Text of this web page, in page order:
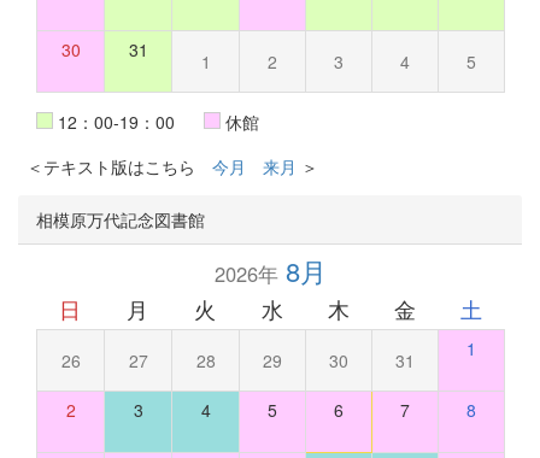
30 31 1 2 3 4 5
12：00-19：00
休館
＜テキスト版はこちら 今月 来月 ＞
相模原万代記念図書館
2026年8月
日 月 火 水 木 金 土
26 27 28 29 30 31 1
2 3 4 5 6 7 8